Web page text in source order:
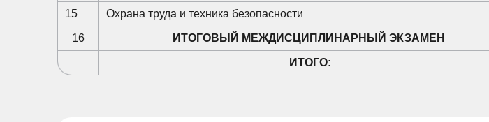
15 Охрана труда и техника безопасности
16 ИТОГОВЫЙ МЕЖДИСЦИПЛИНАРНЫЙ ЭКЗАМЕН
ИТОГО: